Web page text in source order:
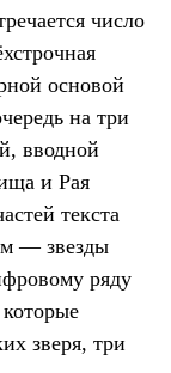
число
основой
на три
вводной
и Рая
текста
— звезды
ряду
зверя, три